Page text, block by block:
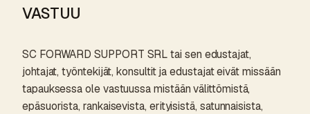
VASTUU
SC FORWARD SUPPORT SRL tai sen edustajat,
johtajat, työntekijät, konsultit ja edustajat eivät missään
tapauksessa ole vastuussa mistään välittömistä,
epäsuorista, rankaisevista, erityisistä, satunnaisista,